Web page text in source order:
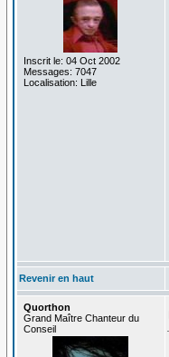
Inscrit le: 04 Oct 2002
Messages: 7047
Localisation: Lille
Revenir en haut
Quorthon
Grand Maître Chanteur du
Conseil